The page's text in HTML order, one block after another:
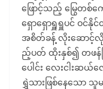
ဖြောင့်သည့် မြွေတစ်
ရှောရှောရှူရှူပင် ဝ
အစိတ်ခန့် လိုးဆောင့်
ည့်ပတ် ထိုးနှစ်၍ တဖန်ပ
ပေါင်း လေးငါးဆ
ရွှဲသားဖြစ်နေသော